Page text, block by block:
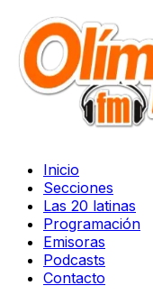
Inicio
Secciones
Las 20 latinas
Programación
Emisoras
Podcasts
Contacto